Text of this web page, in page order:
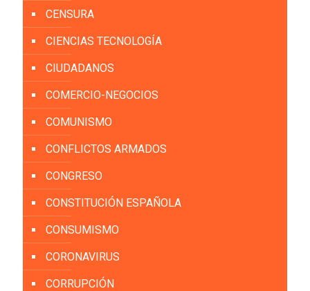
CENSURA
CIENCIAS TECNOLOGÍA
CIUDADANOS
COMERCIO-NEGOCIOS
COMUNISMO
CONFLICTOS ARMADOS
CONGRESO
CONSTITUCIÓN ESPAÑOLA
CONSUMISMO
CORONAVIRUS
CORRUPCIÓN